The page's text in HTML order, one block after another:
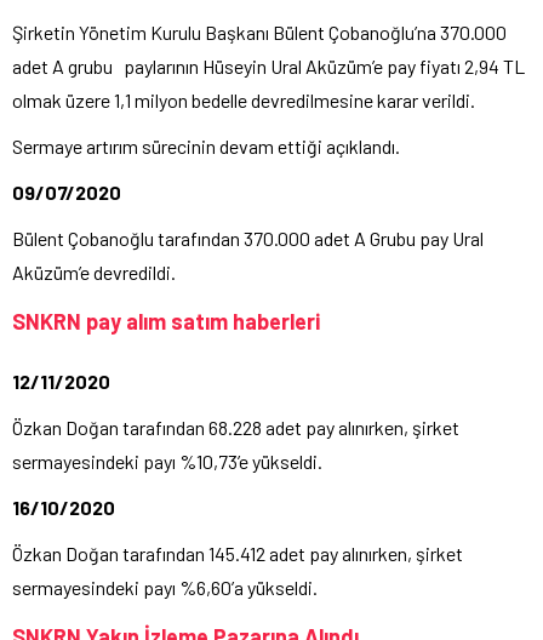
Şirketin Yönetim Kurulu Başkanı Bülent Çobanoğlu’na 370.000
adet A grubu paylarının Hüseyin Ural Aküzüm’e pay fiyatı 2,94 TL
olmak üzere 1,1 milyon bedelle devredilmesine karar verildi.
Sermaye artırım sürecinin devam ettiği açıklandı.
09/07/2020
Bülent Çobanoğlu tarafından 370.000 adet A Grubu pay Ural
Aküzüm’e devredildi.
SNKRN pay alım satım haberleri
12/11/2020
Özkan Doğan tarafından 68.228 adet pay alınırken, şirket
sermayesindeki payı %10,73’e yükseldi.
16/10/2020
Özkan Doğan tarafından 145.412 adet pay alınırken, şirket
sermayesindeki payı %6,60’a yükseldi.